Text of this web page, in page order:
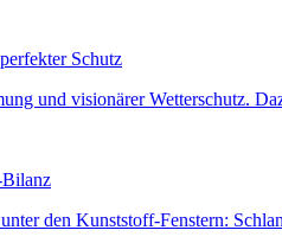
Schutz
Bilanz